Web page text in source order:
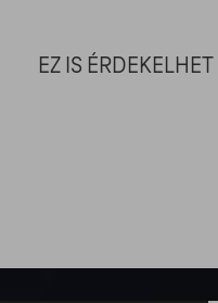
EZ IS ÉRDEKELHET